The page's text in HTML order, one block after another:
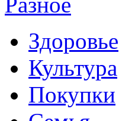
Здоровье
Культура
Покупки